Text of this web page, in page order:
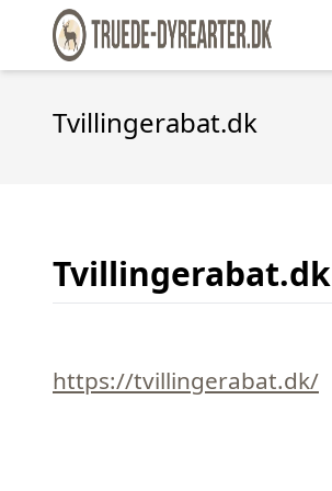
Tvillingerabat.dk
Tvillingerabat.dk
https://tvillingerabat.dk/